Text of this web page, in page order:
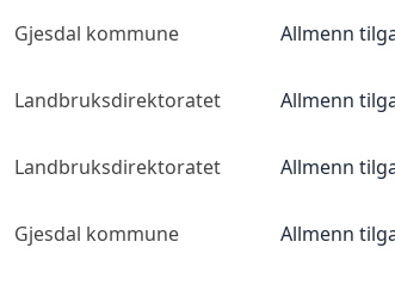
Gjesdal kommune Allmenn
Landbruksdirektoratet Allmenn
Landbruksdirektoratet Allmenn
Gjesdal kommune Allmenn